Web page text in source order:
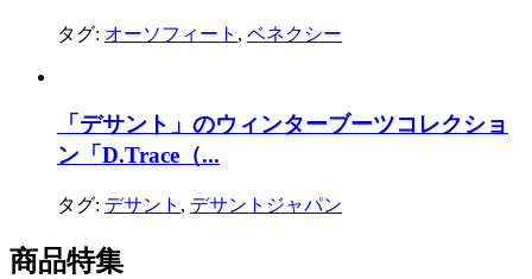
タグ: オーソフィート , ベネクシー
「デサント」のウィンターブーツコレクショ
ン「D.Trace（...
タグ: デサント , デサントジャパン
商品特集